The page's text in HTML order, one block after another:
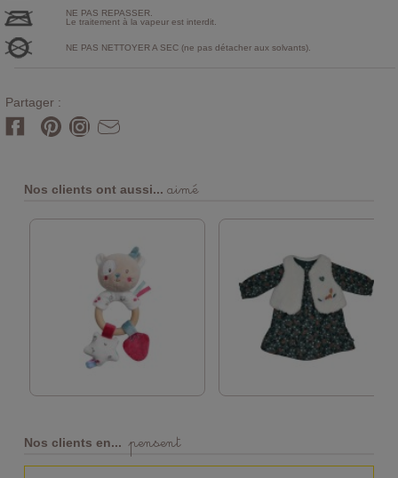
NE PAS REPASSER.
Le traitement à la vapeur est interdit.
NE PAS NETTOYER A SEC (ne pas détacher aux solvants).
Partager :
Nos clients ont aussi... aimé
Nos clients en... pensent